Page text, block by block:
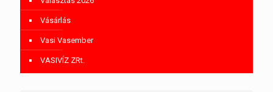
Vásárlás
Vasi Vasember
VASIVÍZ ZRt.